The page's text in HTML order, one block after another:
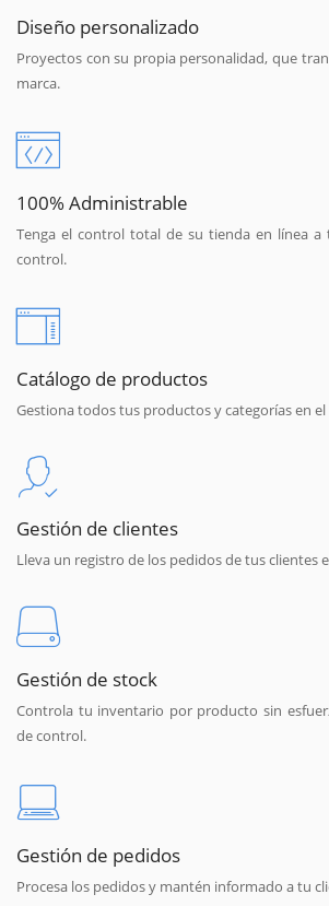
Diseño personalizado
Proyectos con su propia personalidad, que
marca.
100% Administrable
Tenga el control total de su tienda en línea a
control.
Catálogo de productos
Gestiona todos tus productos y categorías en
Gestión de clientes
Lleva un registro de los pedidos de tus clientes
Gestión de stock
Controla tu inventario por producto sin
de control.
Gestión de pedidos
Procesa los pedidos y mantén informado a tu